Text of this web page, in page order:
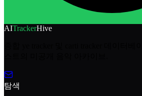
AITrackerHive
탐색